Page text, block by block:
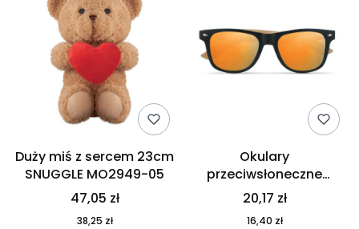
Duży miś z sercem 23cm
SNUGGLE MO2949-05
47,05 zł
38,25 zł
Okulary
przeciwsłoneczne
CALIFORNIA TOUCH
MO9617-10
20,17 zł
16,40 zł